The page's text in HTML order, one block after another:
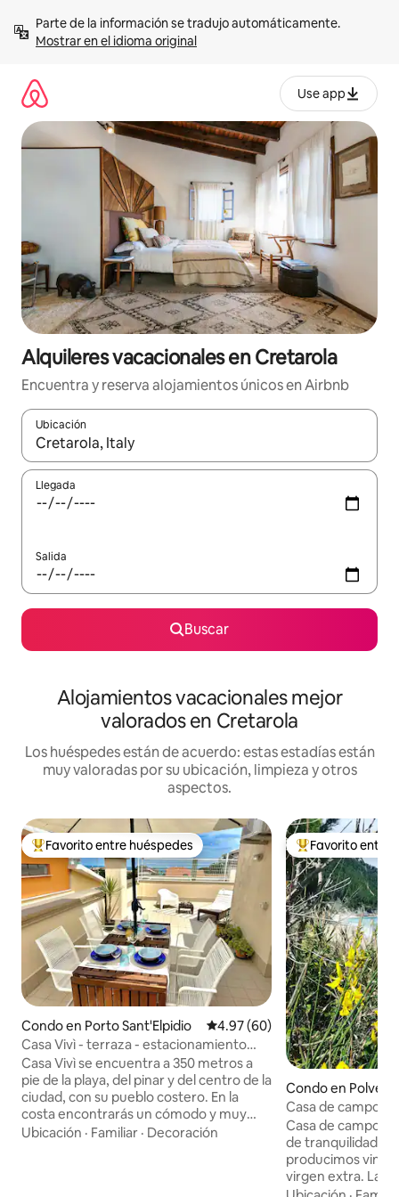
contenidoMostrar en el idioma original
Use app
Alquileres vacacionales en Cretarola
Encuentra y reserva alojamientos únicos en Airbnb
Ubicación
Cuando los resultados estén disponibles, navega con las
Llegada
Salida
Buscar
Alojamientos vacacionales mejor
valorados en Cretarola
Los huéspedes están de acuerdo: estas estadías están
muy valoradas por su ubicación, limpieza y otros
aspectos.
Favorito entre huéspedes preferido
Favorito entre huéspedes
Condo en Porto Sant'Elpidio Calificación promedio: 4.97 de
4.97 (60)
Casa Vivì - terraza - estacionamiento
interior
Casa Vivì se encuentra a 350 metros a
pie de la playa, del pinar y del centro de la
ciudad, con su pueblo costero. En la
costa encontrarás un cómodo y muy
largo sendero peatonal y para bicicletas.
Ubicación · Familiar · Decoración
Favorito entre
Favorito entre
Condo en
Casa de campo
Casa de campo
de tranquilidad
producimos vino
virgen extra. Las
maravillas que